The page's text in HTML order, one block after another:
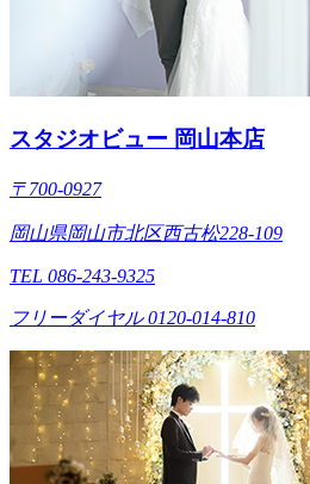
スタジオビュー 岡山本店
〒700-0927
岡山県岡山市北区西古松228-109
TEL 086-243-9325
フリーダイヤル 0120-014-810